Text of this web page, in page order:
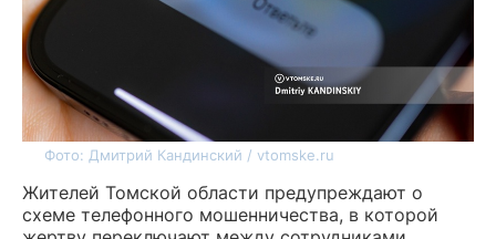
Фото: Дмитрий Кандинский / vtomske.ru
Жителей Томской области предупреждают о
схеме телефонного мошенничества, в которой